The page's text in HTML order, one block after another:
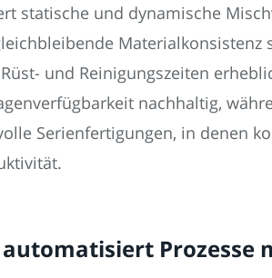
statische und dynamische
und Reinigungszeiten
nachhaltig,
Serienfertigungen, in denen
automatisiert Prozesse